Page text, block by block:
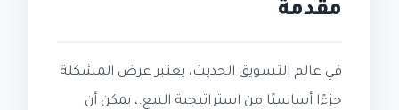
مقدمة
في عالم التسويق الحديث، يعتبر عرض المشكلة
جزءًا أساسيًا من استراتيجية البيع.، يمكن أن